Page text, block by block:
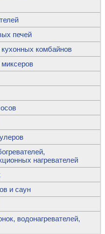
печей
комбайнов
нагревателей
и саун
водонагревателей,